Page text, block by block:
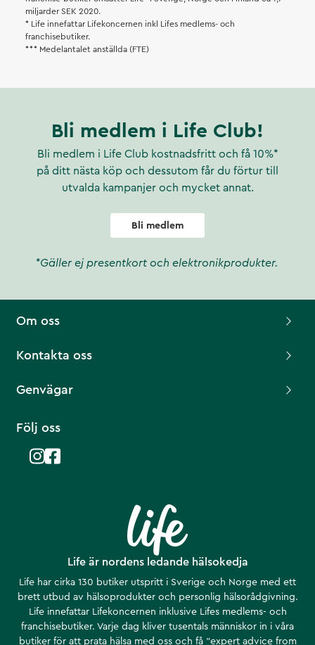
miljarder SEK 2020.
* Life innefattar Lifekoncernen inkl Lifes medlems- och
franchisebutiker.
*** Medelantalet anställda (FTE)
Bli medlem i Life Club!
Bli medlem i Life Club kostnadsfritt och få 10%*
på ditt nästa köp och dessutom får du förtur till
utvalda kampanjer och mycket annat.
Bli medlem
*Gäller ej presentkort och elektronikprodukter.
Life är nordens ledande hälsokedja
Life har cirka 130 butiker utspritt i Sverige och Norge med ett
brett utbud av hälsoprodukter och personlig hälsorådgivning.
Life innefattar Lifekoncernen inklusive Lifes medlems- och
franchisebutiker. Varje dag kliver tusentals människor in i våra
butiker för att prata hälsa med oss och få ”expert advice from
Om oss
Kontakta oss
Genvägar
Följ oss